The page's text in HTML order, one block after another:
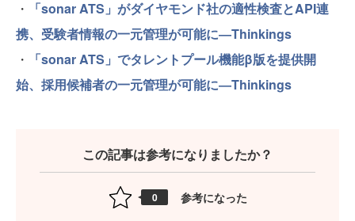
・
「sonar ATS」がダイヤモンド社の適性検査とAPI連
携、受験者情報の一元管理が可能に―Thinkings
・
「sonar ATS」でタレントプール機能β版を提供開
始、採用候補者の一元管理が可能に―Thinkings
この記事は参考になりましたか？
0 参考になった